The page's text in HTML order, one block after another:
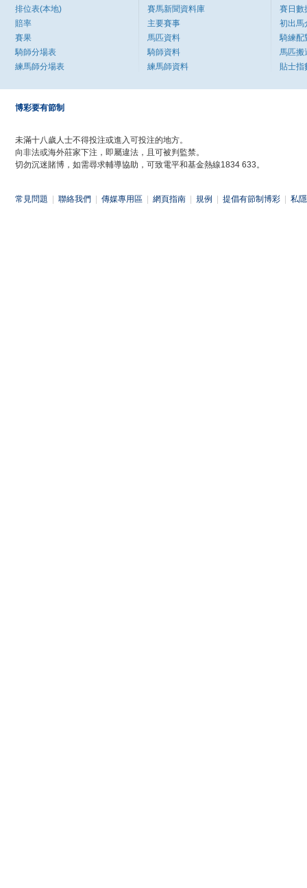
排位表(本地)
賠率
賽果
騎師分場表
練馬師分場表
賽馬新聞資料庫
主要賽事
馬匹資料
騎師資料
練馬師資料
賽日數
初出馬
騎練配
馬匹搬
貼士指
博彩要有節制
未滿十八歲人士不得投注或進入可投注的地方。
向非法或海外莊家下注，即屬違法，且可被判監禁。
切勿沉迷賭博，如需尋求輔導協助，可致電平和基金熱線1834 633。
常見問題 聯絡我們 傳媒專用區 網頁指南 規例 提倡有節制博彩 私